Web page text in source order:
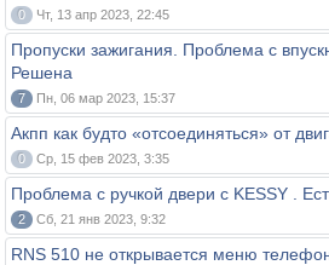
0 Чт, 13 апр 2023, 22:45
Пропуски зажигания. Проблема с
Решена
7 Пн, 06 мар 2023, 15:37
Акпп как будто «отсоединяться» от
0 Ср, 15 фев 2023, 3:35
Проблема с ручкой двери c KESSY .
2 Сб, 21 янв 2023, 9:32
RNS 510 не открывается меню